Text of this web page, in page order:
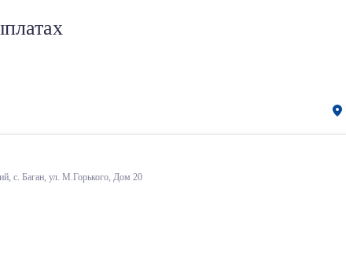
с. Баган, ул. М.Горького, Дом 20